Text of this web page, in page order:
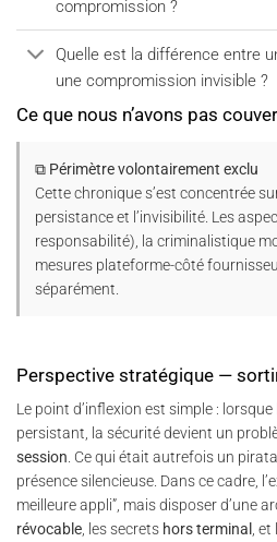
compromission ?
Quelle est la différence entre
une compromission invisible ?
Ce que nous n’avons pas
⧉ Périmètre volontairement exclu
Cette chronique s’est concentrée
persistance et l’invisibilité. Les
responsabilité), la criminalistique
mesures plateforme-côté
séparément.
Perspective stratégique —
Le point d’inflexion est simple :
persistant, la sécurité devient un
session . Ce qui était autrefois un
présence silencieuse. Dans ce cadre,
meilleure appli”, mais disposer d’une
révocable , les secrets hors terminal ,